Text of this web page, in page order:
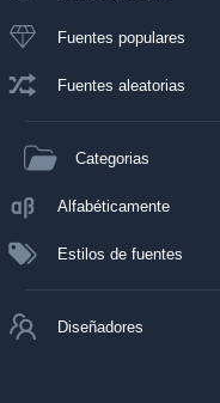
Fuentes populares
Fuentes aleatorias
Categorias
Alfabéticamente
Estilos de fuentes
Diseñadores